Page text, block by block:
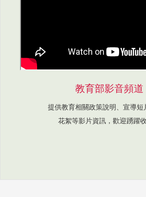
教育部影音頻道
提供教育相關政策說明、宣導短
花絮等影片資訊，歡迎踴躍收